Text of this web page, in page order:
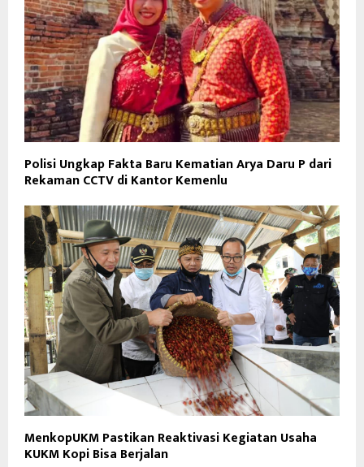
Polisi Ungkap Fakta Baru Kematian Arya Daru P dari
Rekaman CCTV di Kantor Kemenlu
MenkopUKM Pastikan Reaktivasi Kegiatan Usaha
KUKM Kopi Bisa Berjalan